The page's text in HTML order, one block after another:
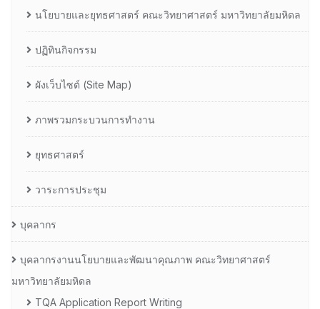
นโยบายและยุทธศาสตร์ คณะวิทยาศาสตร์ มหาวิทยาลัยมหิดล
ปฏิทินกิจกรรม
ผังเว็บไซต์ (Site Map)
ภาพรวมกระบวนการทำงาน
ยุทธศาสตร์
วาระการประชุม
บุคลากร
บุคลากรงานนโยบายและพัฒนาคุณภาพ คณะวิทยาศาสตร์
มหาวิทยาลัยมหิดล
TQA Application Report Writing